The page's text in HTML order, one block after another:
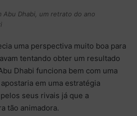
Abu Dhabi, um retrato do ano
uma perspectiva muito boa para
tentando obter um resultado
Dhabi funciona bem com uma
em uma estratégia
seus rivais já que a
tão animadora.